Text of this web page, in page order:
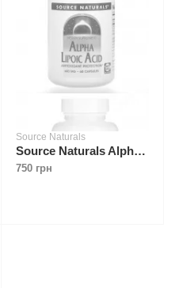
Source Naturals
Source Naturals Alpha Lipoic Acid 600 mg 60 caps
750 грн